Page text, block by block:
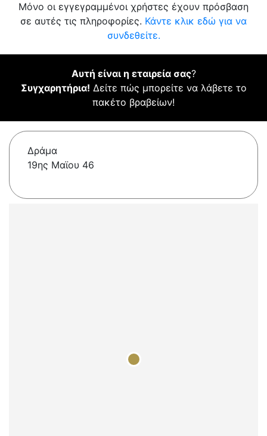
Μόνο οι εγγεγραμμένοι χρήστες έχουν πρόσβαση
σε αυτές τις πληροφορίες. Κάντε κλικ εδώ για να
συνδεθείτε.
Αυτή είναι η εταιρεία σας?
Συγχαρητήρια! Δείτε πώς μπορείτε να λάβετε το
πακέτο βραβείων!
Δράμα
19ης Μαϊου 46